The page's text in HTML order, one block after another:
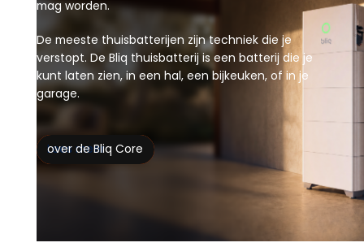
mag worden.
De meeste thuisbatterijen zijn techniek die je
verstopt. De Bliq thuisbatterij is een batterij die je
kunt laten zien, in een hal, een bijkeuken, of in je
garage.
Lees meer
over de Bliq Core